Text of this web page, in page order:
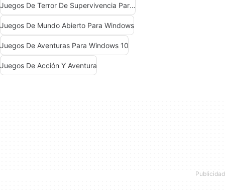
Juegos De Terror De Supervivencia Para Windows
Juegos De Mundo Abierto Para Windows
Juegos De Aventuras Para Windows 10
Juegos De Acción Y Aventura